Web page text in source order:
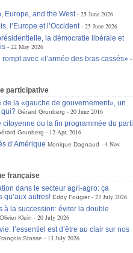
Europe, and the West
25 June 2026
l’Europe et l’Occident
25 June 2026
la démocratie libérale et
22 May 2026
rompt avec «l’armée des bras cassés»
participative
de la «gauche de gouvernement», un
Gérard Grunberg
20 June 2016
citoyenne ou la fin programmée du parti
Grunberg
12 Apr. 2016
d’Amérique Monique Dagnaud
4 Nov.
française
dans le secteur agri-agro: ça
qu’aux autres! Eddy Fougier
23 July 2026
à la succession: éviter la double
Olivier Klein
20 July 2026
l’essentiel est d’être au clair sur nos
Stasse 13 July 2026